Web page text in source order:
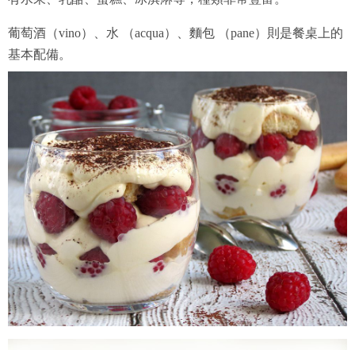
葡萄酒（vino）、水 （acqua）、麵包 （pane）則是餐桌上的
基本配備。